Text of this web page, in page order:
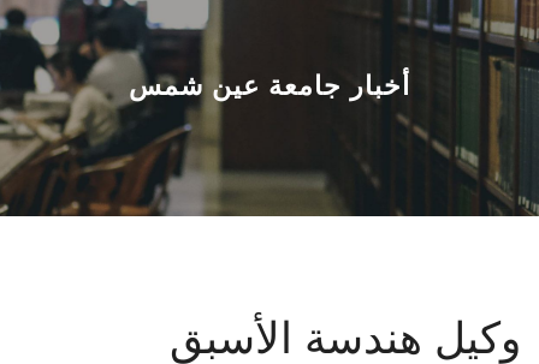
عن الجامعة
القطاعـات
الشئون الأكاديمية
البحث العلمي
أخبار جامعة عين شمس
وكيل هندسة الأسبق